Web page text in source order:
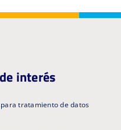
interés
tratamiento de datos